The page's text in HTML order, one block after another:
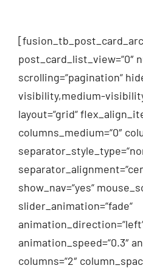
post_card_list_view=“0″
scrolling=“pagination“
visibility,medium-
layout=“grid“
columns_medium=“0″
show_nav=“yes“
slider_animation=“fade“
animation_speed=“0.3″
columns=“2″